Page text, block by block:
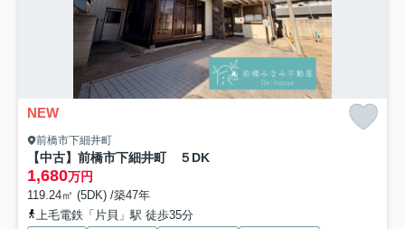
NEW
前橋市下細井町
【中古】前橋市下細井町 ５DK
1,680万円
119.24㎡ (5DK) /築47年
上毛電鉄「片貝」駅 徒歩35分